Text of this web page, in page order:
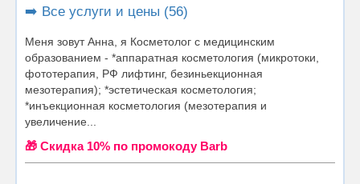
➡️ Все услуги и цены (56)
Меня зовут Анна, я Косметолог с медицинским
образованием - *аппаратная косметология (микротоки,
фототерапия, РФ лифтинг, безиньекционная
мезотерапия); *эстетическая косметология;
*инъекционная косметология (мезотерапия и
увеличение...
🎁 Cкидка 10% по промокоду Barb